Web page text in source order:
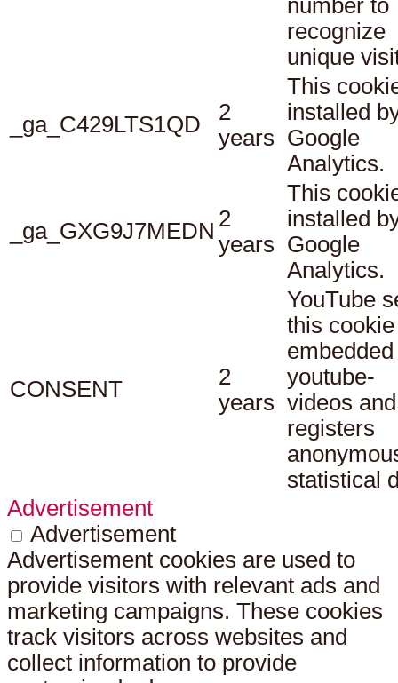
number to
recognize
unique
_ga_C429LTS1QD
2
years
This
installed
Google
Analytics.
_ga_GXG9J7MEDN 2
years
This
installed
Google
Analytics.
CONSENT
2
years
YouTube
this
embedded
youtube-
videos and
registers
statistical
Advertisement
Advertisement
Advertisement cookies are used to
provide visitors with relevant ads and
marketing campaigns. These cookies
track visitors across websites and
collect information to provide